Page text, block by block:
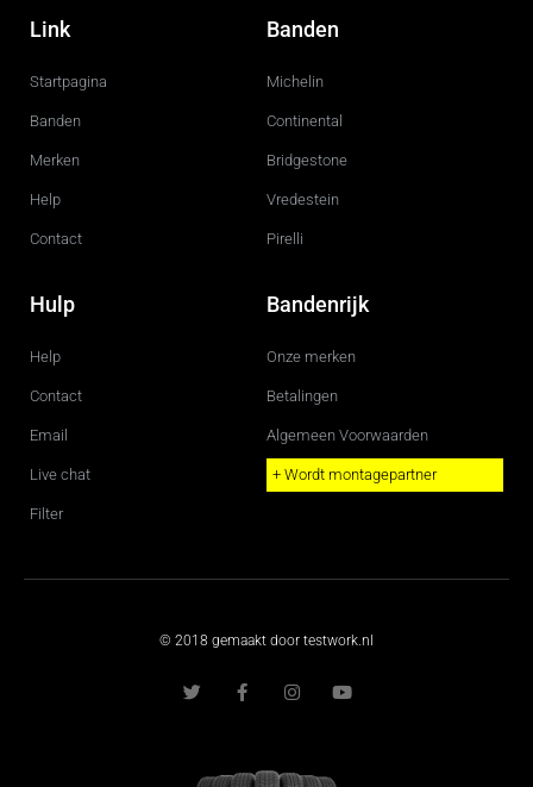
c
e
o
g
r
Link
Startpagina
Banden
Merken
Help
Contact
Banden
Michelin
Continental
Bridgestone
Vredestein
Pirelli
Hulp
Help
Contact
Email
Live chat
Filter
Bandenrijk
Onze merken
Betalingen
Algemeen Voorwaarden
+ Wordt montagepartner
© 2018 gemaakt door testwork.nl
w
i
a
c
o
n
s
r
o
u